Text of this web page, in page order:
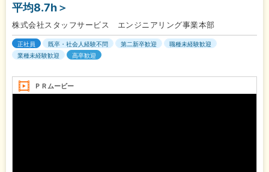
平均8.7h＞
株式会社スタッフサービス エンジニアリング事業本部
正社員 既卒・社会人経験不問 第二新卒歓迎
職種未経験歓迎
業種未経験歓迎
高卒歓迎
ＰＲムービー